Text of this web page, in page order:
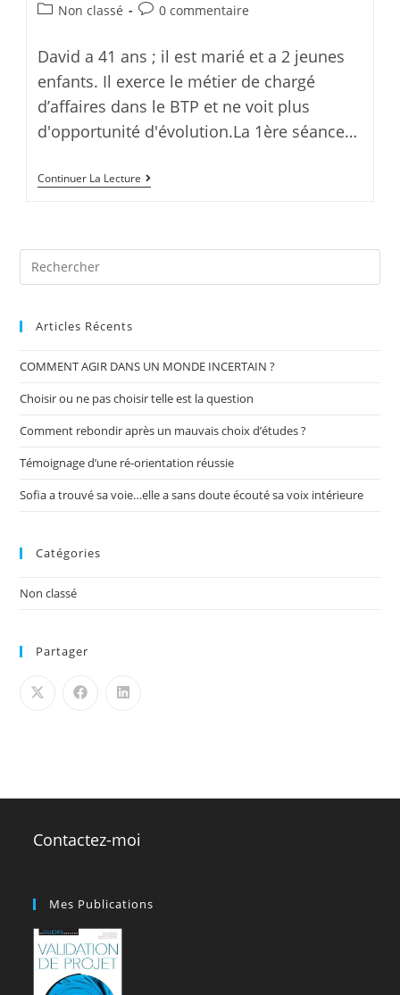
author:
published:
PostNon classé
Post0 commentaire
David a 41 ans ; il est marié et a 2 jeunes
enfants. Il exerce le métier de chargé
d’affaires dans le BTP et ne voit plus
d'opportunité d'évolution.La 1ère séance…
Continuer La Lecture
de
Search
for:
Articles Récents
COMMENT AGIR DANS UN MONDE INCERTAIN ?
Choisir ou ne pas choisir telle est la question
Comment rebondir après un mauvais choix d’études ?
Témoignage d’une ré-orientation réussie
Sofia a trouvé sa voie…elle a sans doute écouté sa voix intérieure
Catégories
Non classé
Partager
Contactez-moi
Mes Publications